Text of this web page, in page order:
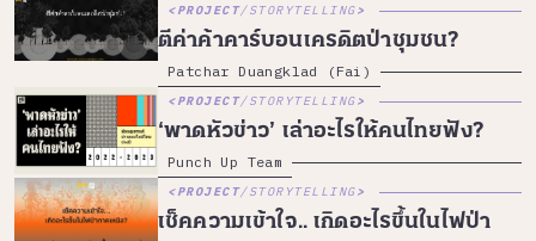
PROJECT/STORYTELLING
ตีค่าค้าคาร์บอนเครดิตป่าชุมชน?
Patchar Duangklad (Fai)
PROJECT/STORYTELLING
‘พาดหัวข่าว’ เล่าอะไรให้คนไทยฟัง?
Punch Up Team
PROJECT/STORYTELLING
เช็คความเข้าใจ.. เกิดอะไรขึ้นในไฟป่า